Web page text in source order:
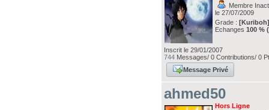
Membre
le 27/07/2009
Grade :
Echanges100 % (
Inscrit le 29/01/2007
744 Messages/ 0 Contributions/ 0
Message Privé
ahmed50
Hors Ligne